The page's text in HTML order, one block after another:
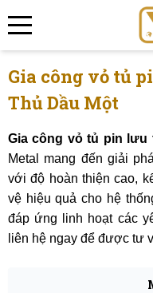
Gia công vỏ tủ
Thủ Dầu Một
Gia công vỏ tủ pin lưu
Metal mang đến giải
với độ hoàn thiện cao,
vệ hiệu quả cho hệ
đáp ứng linh hoạt các
liên hệ ngay để được tư